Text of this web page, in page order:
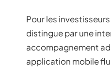
Pour les
distingue par une
accompagnement
application mobile